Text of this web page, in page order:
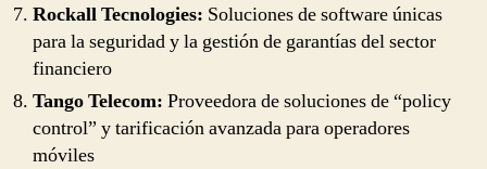
Rockall Tecnologies: Soluciones de software únicas
para la seguridad y la gestión de garantías del sector
financiero
Tango Telecom: Proveedora de soluciones de “policy
control” y tarificación avanzada para operadores
móviles